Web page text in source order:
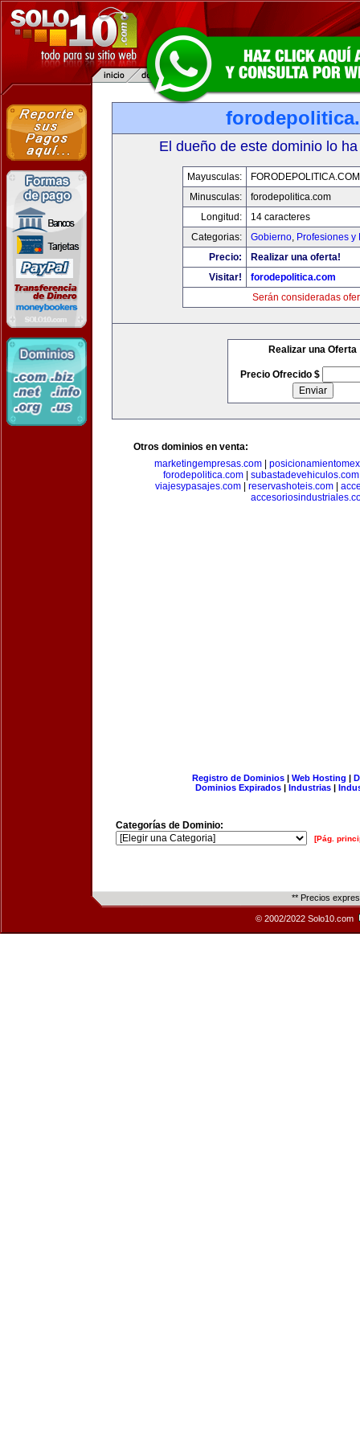
El dueño de este dominio lo
Mayusculas:
FORODEPOLITICA.COM
Minusculas:
forodepolitica.com
Longitud:
14 caracteres
Categorias:
Gobierno, Profesiones y
Precio:
Realizar una oferta!
Visitar!
forodepolitica.com
Serán consideradas
Realizar una Oferta
Precio Ofrecido $
Otros dominios en venta:
marketingempresas.com
forodepolitica.com| subastadevehiculos.com
viajesypasajes.com
reservashoteis.com
Registro de Dominios| Web Hosting |
Dominios Expirados | Industrias |
Categorías de Dominio:
[Pág.
** Precios
© 2002/2022 Solo10.com